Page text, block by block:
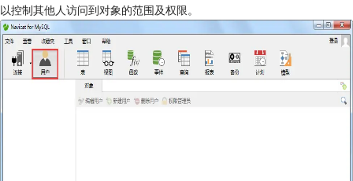
以控制其他人访问到对象的范围及权限。